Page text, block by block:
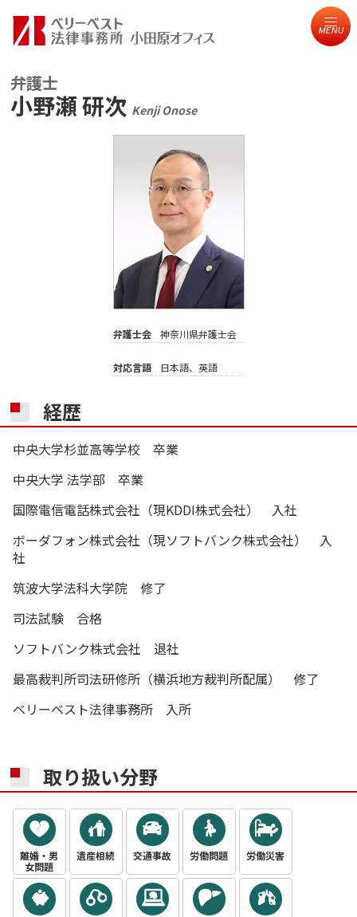
MENU
弁護士
小野瀬 研次 Kenji Onose
弁護士会 神奈川県弁護士会
対応言語 日本語、英語
経歴
中央大学杉並高等学校 卒業
中央大学 法学部 卒業
国際電信電話株式会社（現KDDI株式会社） 入社
ボーダフォン株式会社（現ソフトバンク株式会社） 入
社
筑波大学法科大学院 修了
司法試験 合格
ソフトバンク株式会社 退社
最高裁判所司法研修所（横浜地方裁判所配属） 修了
ベリーベスト法律事務所 入所
取り扱い分野
離婚・男
女問題
遺産相続 交通事故 労働問題 労働災害